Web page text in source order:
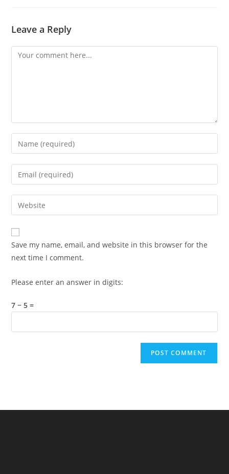
Leave a Reply
Comment
Enter
your
name
comment
Enter
your
email
address
comment
Enter
your
website
URL
(optional)
Save my name, email, and website in this browser for the
next time I comment.
Please enter an answer in digits:
7 − 5 =